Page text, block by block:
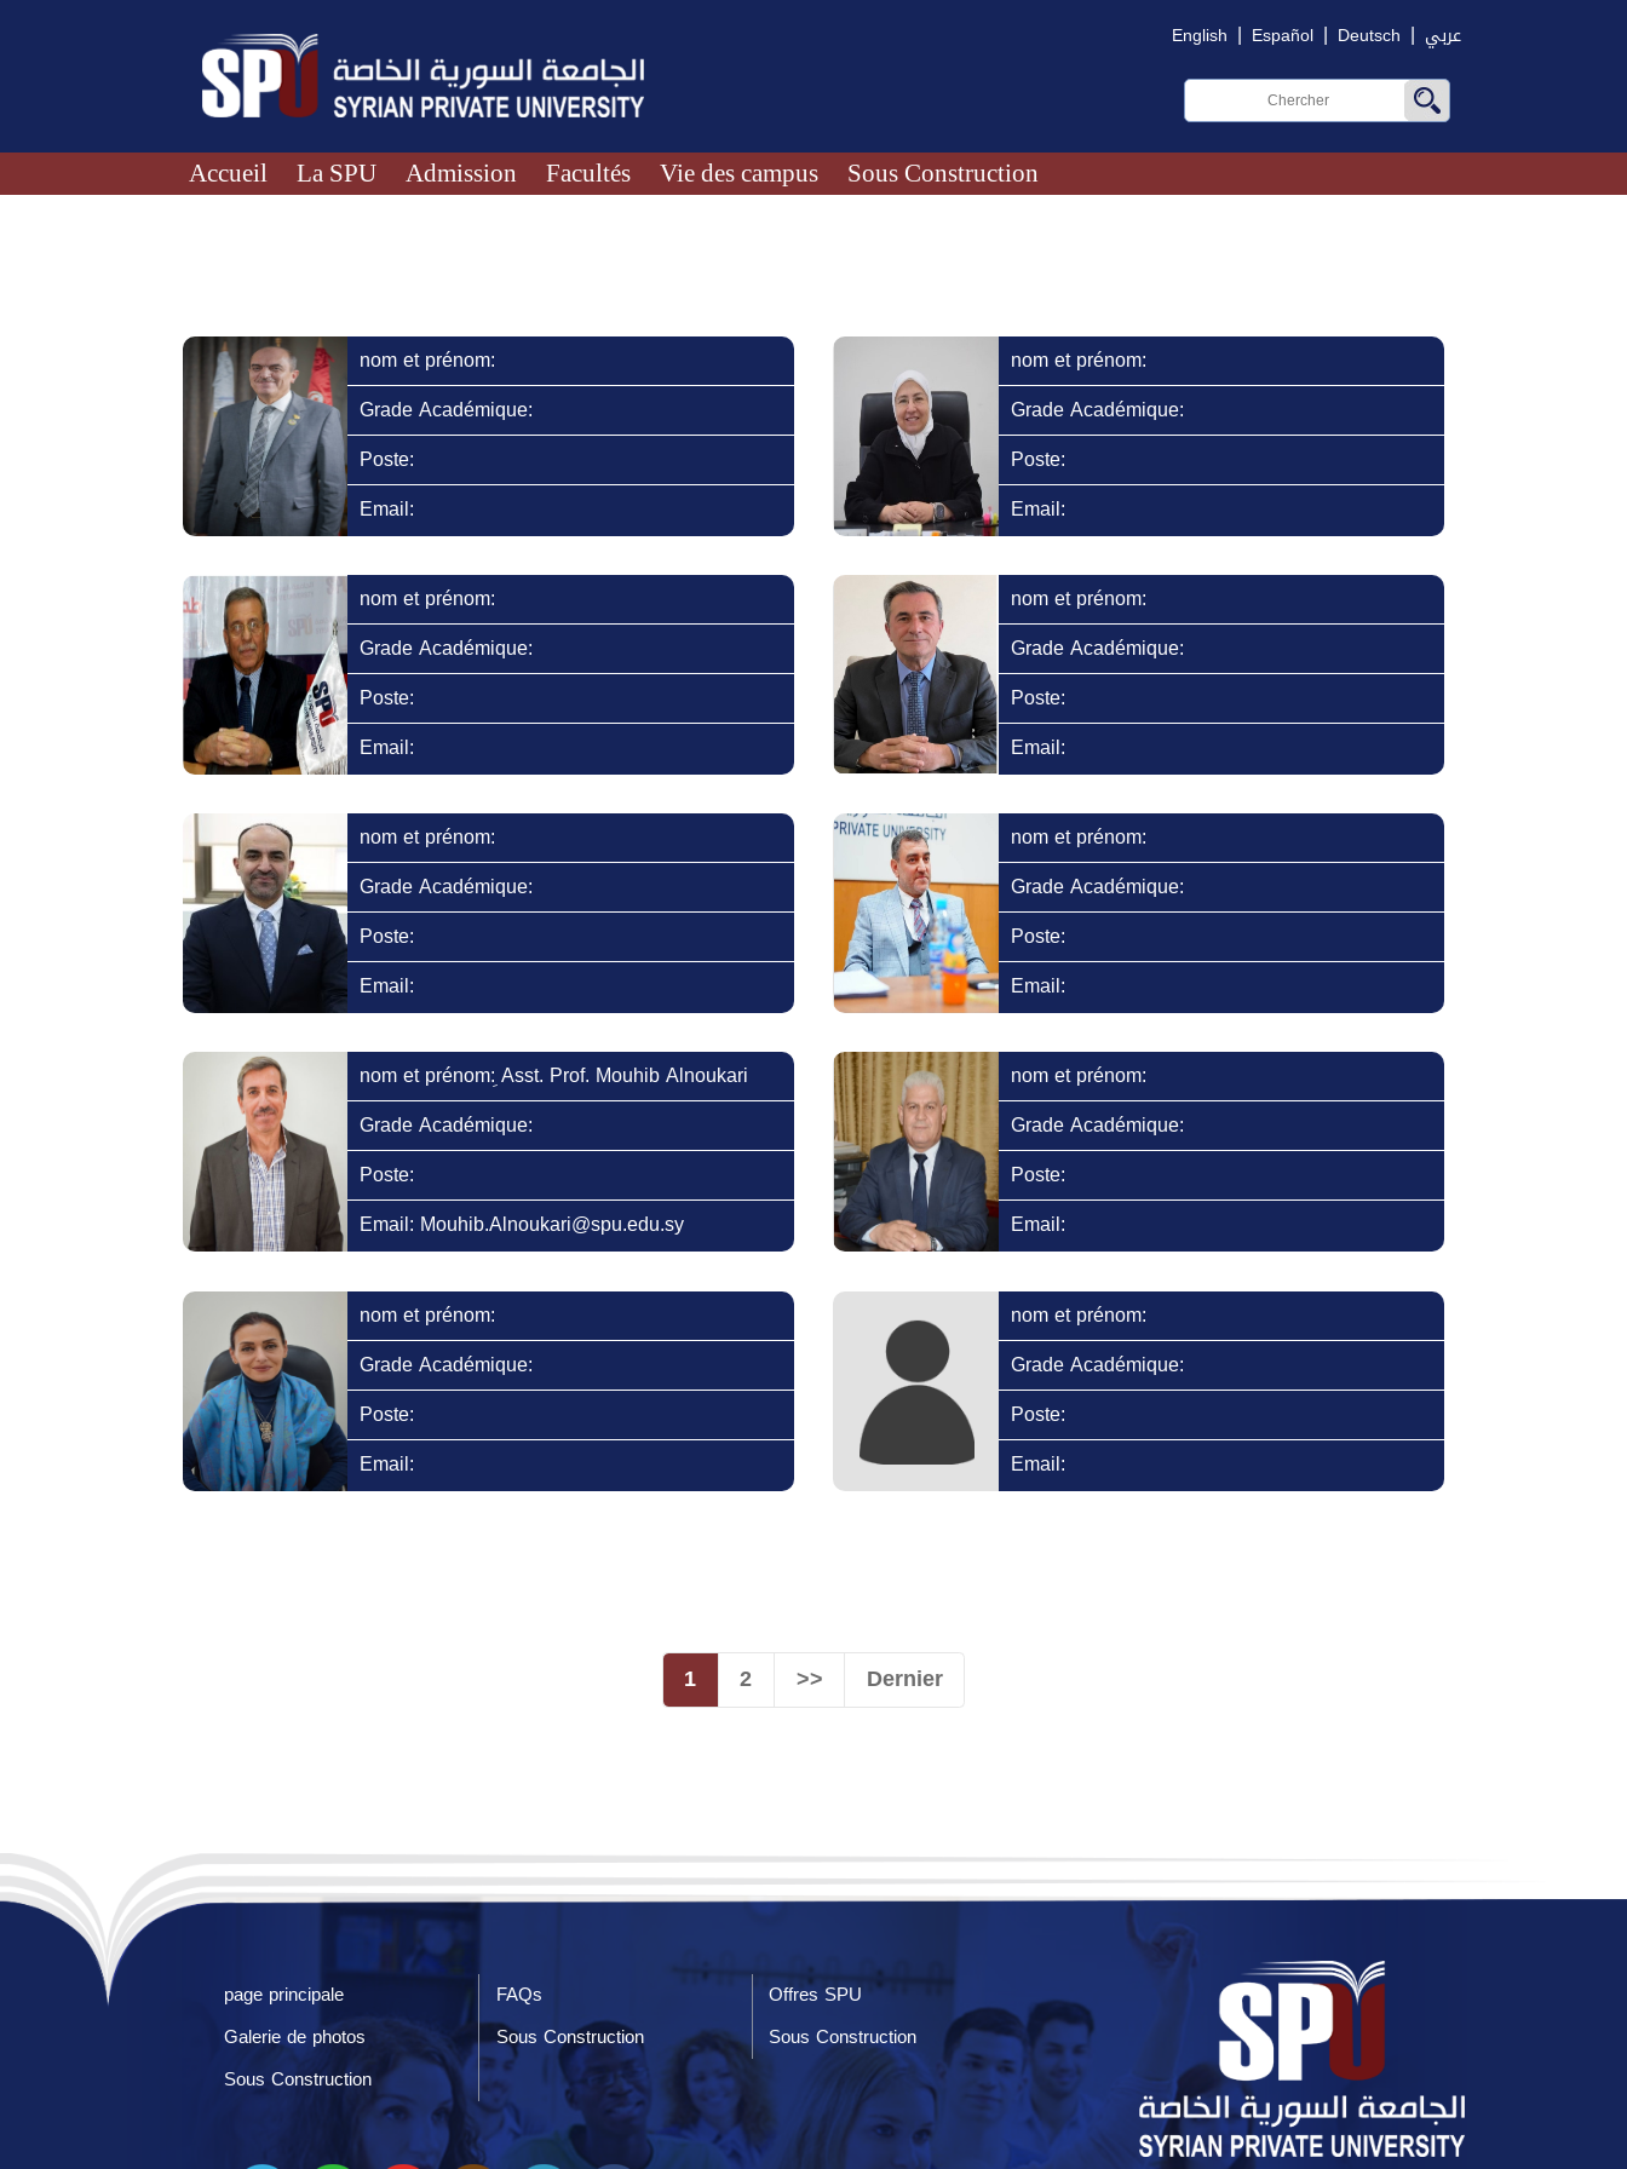
English | Español | Deutsch | عربي
Accueil La SPU Admission Facultés Vie des campus Sous Construction
nom et prénom:
Grade Académique:
Poste:
Email:
nom et prénom:
Grade Académique:
Poste:
Email:
nom et prénom:
Grade Académique:
Poste:
Email:
nom et prénom:
Grade Académique:
Poste:
Email:
nom et prénom:
Grade Académique:
Poste:
Email:
nom et prénom:
Grade Académique:
Poste:
Email:
nom et prénom: ِAsst. Prof. Mouhib Alnoukari
Grade Académique:
Poste:
Email: Mouhib.Alnoukari@spu.edu.sy
nom et prénom:
Grade Académique:
Poste:
Email:
nom et prénom:
Grade Académique:
Poste:
Email:
nom et prénom:
Grade Académique:
Poste:
Email:
1 2 >> Dernier
page principale FAQs
Offres SPU
Galerie de photos
Sous Construction
Sous Construction
Sous Construction